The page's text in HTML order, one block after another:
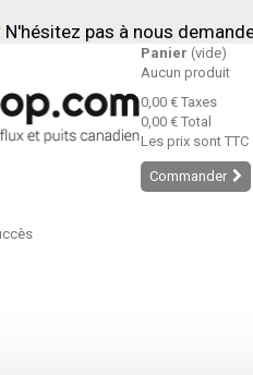
N'hésitez pas à nous
Panier (vide)
Aucun produit
0,00 € Taxes
0,00 € Total
Les prix sont TTC
Commander